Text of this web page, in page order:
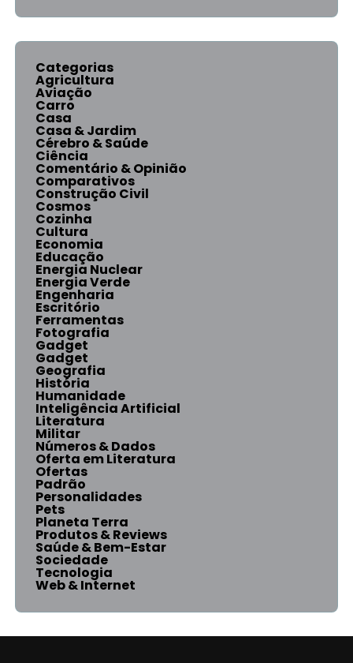
Categorias
Agricultura
Aviação
Carro
Casa
Casa & Jardim
Cérebro & Saúde
Ciência
Comentário & Opinião
Comparativos
Construção Civil
Cosmos
Cozinha
Cultura
Economia
Educação
Energia Nuclear
Energia Verde
Engenharia
Escritório
Ferramentas
Fotografia
Gadget
Gadget
Geografia
História
Humanidade
Inteligência Artificial
Literatura
Militar
Números & Dados
Oferta em Literatura
Ofertas
Padrão
Personalidades
Pets
Planeta Terra
Produtos & Reviews
Saúde & Bem-Estar
Sociedade
Tecnologia
Web & Internet